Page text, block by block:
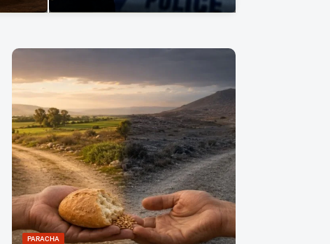
PARACHA